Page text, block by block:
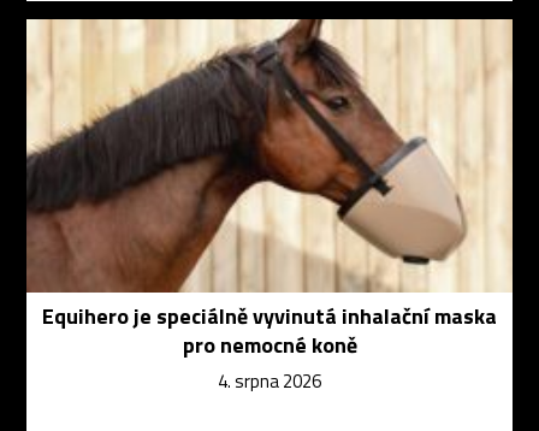
Equihero je speciálně vyvinutá inhalační maska
pro nemocné koně
4. srpna 2026